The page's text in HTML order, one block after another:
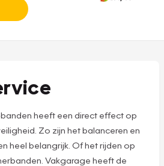
heeft een direct effect op
Zo zijn het balanceren en
heel belangrijk. Of het rijden op
Vakgarage heeft de